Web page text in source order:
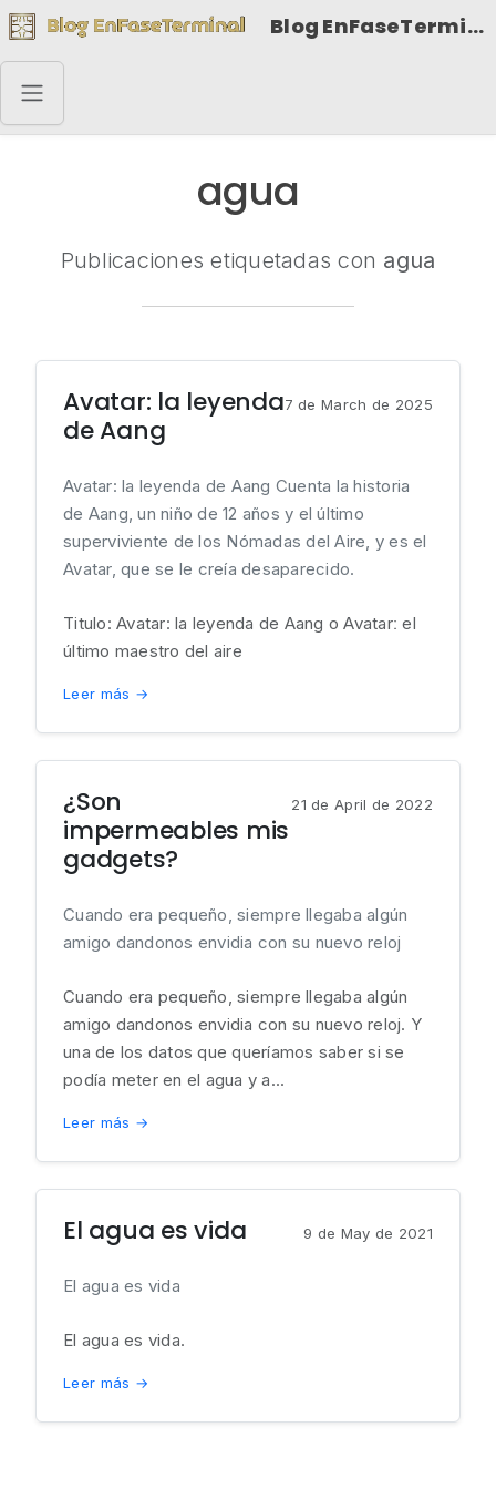
Blog EnFaseTerminal
agua
Publicaciones etiquetadas con agua
Avatar: la leyenda
de Aang
7 de March de 2025
Avatar: la leyenda de Aang Cuenta la historia
de Aang, un niño de 12 años y el último
superviviente de los Nómadas del Aire, y es el
Avatar, que se le creía desaparecido.
Titulo: Avatar: la leyenda de Aang o Avatarː el
último maestro del aire
Leer más →
¿Son
impermeables mis
gadgets?
21 de April de 2022
Cuando era pequeño, siempre llegaba algún
amigo dandonos envidia con su nuevo reloj
Cuando era pequeño, siempre llegaba algún
amigo dandonos envidia con su nuevo reloj. Y
una de los datos que queríamos saber si se
podía meter en el agua y a...
Leer más →
El agua es vida 9 de May de 2021
El agua es vida
El agua es vida.
Leer más →